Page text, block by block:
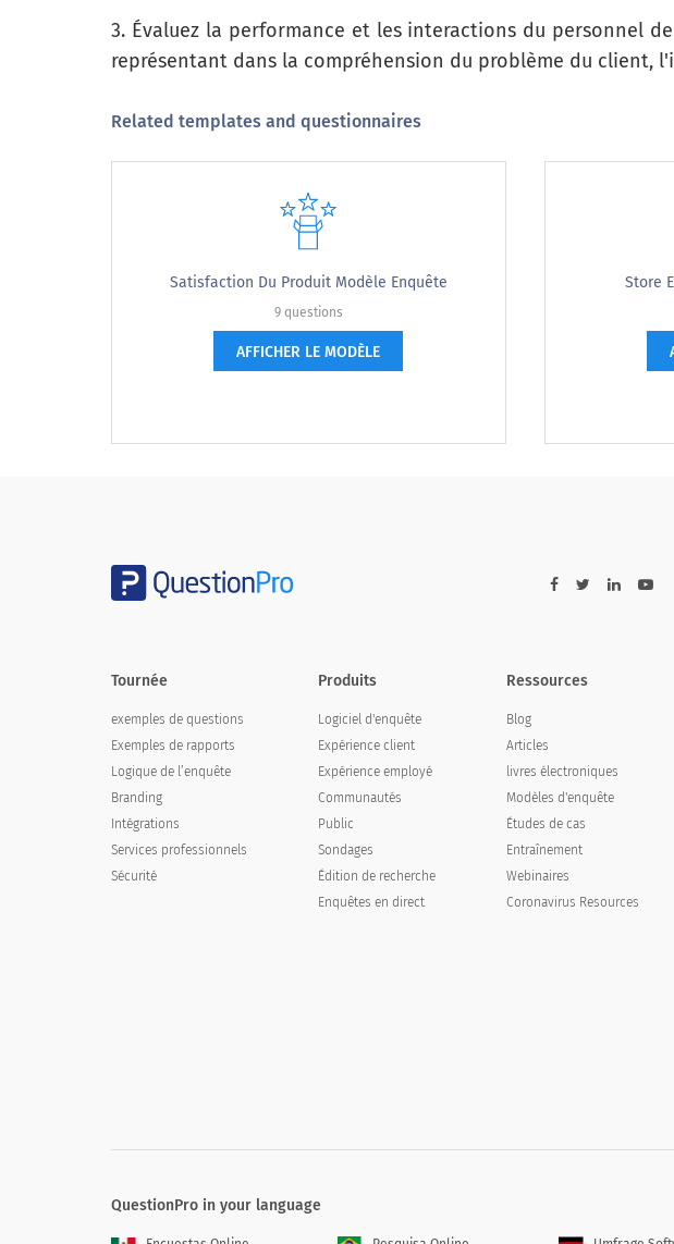
Qualité de service
Chargé de la qualité du service client
Temps pris par le représentant du service client
Connaissance du représentant du service à la
Temps d'attente pour répondre à ma question
Satisfaction générale
Laquelle de ces qualités s'applique au représentant du
Patient
Qu'est-ce qui décrirait le mieux votre expérience avec le
3. Évaluez la performance et les interactions du personnel
représentant dans la compréhension du problème du client,
Related templates and questionnaires
Satisfaction Du Produit Modèle Enquête
9 questions
AFFICHER LE MODÈLE
Store
Tournée
exemples de questions
Exemples de rapports
Logique de l’enquête
Branding
Intégrations
Services professionnels
Sécurité
Produits
Logiciel d'enquête
Expérience client
Expérience employé
Communautés
Public
Sondages
Édition de recherche
Enquêtes en direct
Ressources
Blog
Articles
livres électroniques
Modèles d'enquête
Études de cas
Entraînement
Webinaires
Coronavirus Resources
QuestionPro in your language